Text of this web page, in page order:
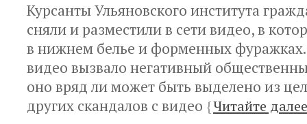
Курсанты Ульяновского института
сняли и разместили в сети видео, в
в нижнем белье и форменных
видео вызвало негативный
оно вряд ли может быть выделено из
других скандалов с видео {Читайте далее